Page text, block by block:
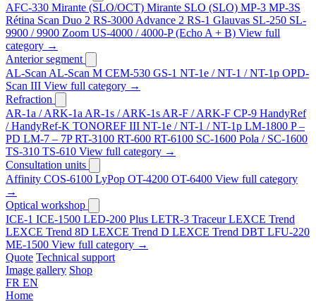
AFC-330 Mirante (SLO/OCT) Mirante SLO (SLO) MP-3 MP-3S
Rétina Scan Duo 2 RS-3000 Advance 2 RS-1 Glauvas SL-250 SL-
9900 / 9900 Zoom US-4000 / 4000-P (Echo A + B) View full
category →
Anterior segment
AL-Scan AL-Scan M CEM-530 GS-1 NT-1e / NT-1 / NT-1p OPD-
Scan III View full category →
Refraction
AR-1a / ARK-1a AR-1s / ARK-1s AR-F / ARK-F CP-9 HandyRef
/ HandyRef-K TONOREF III NT-1e / NT-1 / NT-1p LM-1800 P –
PD LM-7 – 7PRT-3100 RT-600 RT-6100 SC-1600 Pola / SC-1600
TS-310 TS-610 View full category →
Consultation units
Affinity COS-6100 LyPop OT-4200 OT-6400 View full category
→
Optical workshop
ICE-1 ICE-1500 LED-200 Plus LETR-3 Traceur LEXCE Trend
LEXCE Trend 8D LEXCE Trend D LEXCE Trend DBT LFU-220
ME-1500 View full category →
Quote Technical support
Image gallery Shop
FR EN
Home